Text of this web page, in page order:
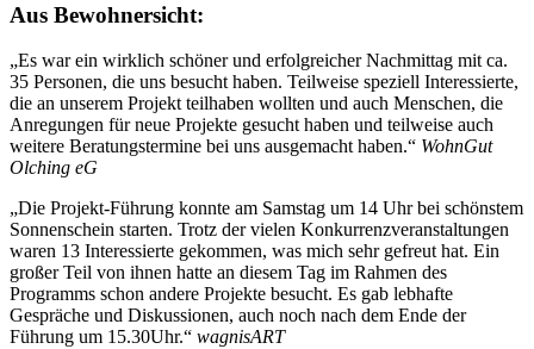
Aus Bewohnersicht:
„Es war ein wirklich schöner und erfolgreicher Nachmittag mit ca.
35 Personen, die uns besucht haben. Teilweise speziell Interessierte,
die an unserem Projekt teilhaben wollten und auch Menschen, die
Anregungen für neue Projekte gesucht haben und teilweise auch
weitere Beratungstermine bei uns ausgemacht haben.“ WohnGut
Olching eG
„Die Projekt-Führung konnte am Samstag um 14 Uhr bei schönstem
Sonnenschein starten. Trotz der vielen Konkurrenzveranstaltungen
waren 13 Interessierte gekommen, was mich sehr gefreut hat. Ein
großer Teil von ihnen hatte an diesem Tag im Rahmen des
Programms schon andere Projekte besucht. Es gab lebhafte
Gespräche und Diskussionen, auch noch nach dem Ende der
Führung um 15.30Uhr.“ wagnisART